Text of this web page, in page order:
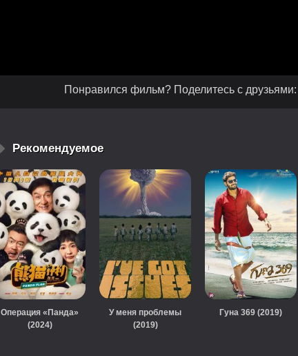
Понравился фильм? Поделитесь с друзьями:
Рекомендуемое
Операция «Панда»
(2024)
У меня проблемы
(2019)
Гуна 369 (2019)